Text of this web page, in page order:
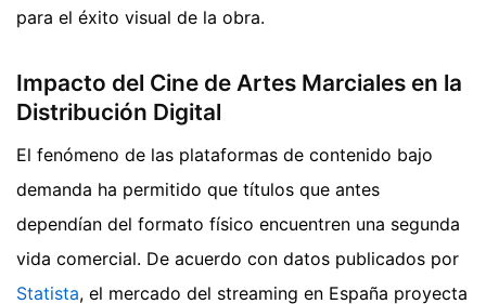
para el éxito visual de la obra.
Impacto del Cine de Artes Marciales en la
Distribución Digital
El fenómeno de las plataformas de contenido bajo
demanda ha permitido que títulos que antes
dependían del formato físico encuentren una segunda
vida comercial. De acuerdo con datos publicados por
Statista, el mercado del streaming en España proyecta